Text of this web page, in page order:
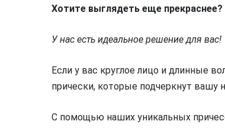
Хотите выглядеть еще прекраснее?
У нас есть идеальное решение для вас!
Если у вас круглое лицо и длинные
прически, которые подчеркнут вашу
С помощью наших уникальных